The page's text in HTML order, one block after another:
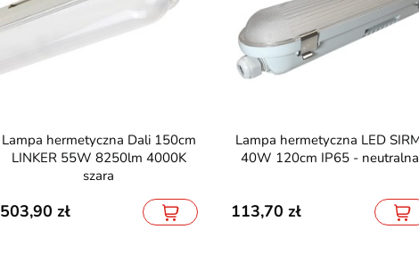
Lampa hermetyczna Dali 150cm
LINKER 55W 8250lm 4000K
szara
503,90
Lampa hermetyczna LED SIRMI
40W 120cm IP65 - neutralna
113,70